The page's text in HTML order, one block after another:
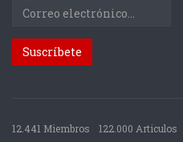
12.441 Miembros 122.000 Articulos